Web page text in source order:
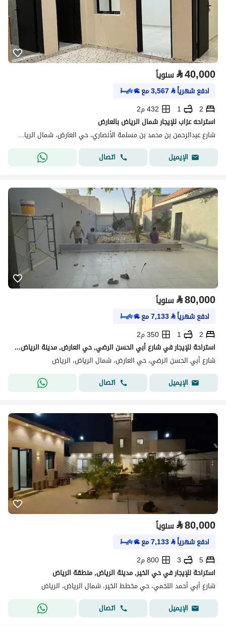
⃁40,000 سنوياً
ادفع شهرياً⃁
3,567مع
2
1
432 م2
استراحه عزاب للإيجار شمال الرياض بالعارض
شارع عبدالرحمن بن محمد بن مسلمة الأنصاري، حي العارض، شمال الرياض، الرياض
الإيميل
اتصال
⃁80,000 سنوياً
ادفع شهرياً⃁
7,133مع
2
1
350 م2
استراحة للإيجار في شارع أبي الحسن الرضي, حي العارض, مدينة الرياض, منطقة الرياض
شارع أبي الحسن الرضي، حي العارض، شمال الرياض، الرياض
الإيميل
اتصال
⃁80,000 سنوياً
ادفع شهرياً⃁
7,133مع
5
3
800 م2
استراحة للإيجار في حي الخير, مدينة الرياض, منطقة الرياض
شارع أبي أحمد اللخمي، حي مخطط الخير، شمال الرياض، الرياض
الإيميل
اتصال